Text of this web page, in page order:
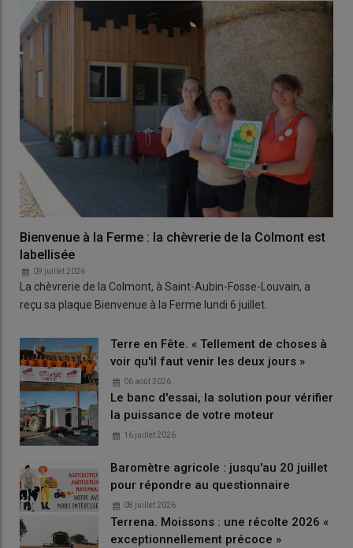
Bienvenue à la Ferme : la chèvrerie de la Colmont est
labellisée
09 juillet 2026
La chèvrerie de la Colmont, à Saint-Aubin-Fosse-Louvain, a
reçu sa plaque Bienvenue à la Ferme lundi 6 juillet.
Terre en Fête. « Tellement de choses à
voir qu'il faut venir les deux jours »
06 août 2026
Le banc d'essai, la solution pour vérifier
la puissance de votre moteur
16 juillet 2026
Baromètre agricole : jusqu'au 20 juillet
pour répondre au questionnaire
08 juillet 2026
Terrena. Moissons : une récolte 2026 «
exceptionnellement précoce »